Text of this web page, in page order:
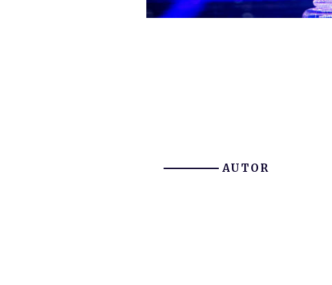
AUTOR